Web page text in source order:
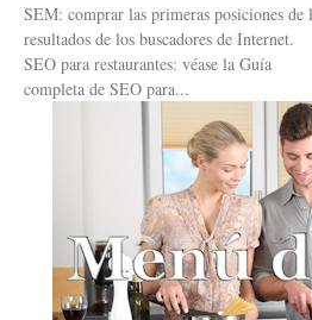
SEM: comprar las primeras posiciones de
resultados de los buscadores de Internet.
SEO para restaurantes: véase la Guía
completa de SEO para...